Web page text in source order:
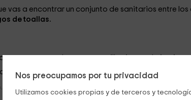
Nos preocupamos por tu privacidad
Utilizamos cookies propias y de terceros y
vas a encontrar un conjunto de sanitarios entre
de toallas.
se encuentra la
lapiscina de temporadapara bañaros.
Madrid